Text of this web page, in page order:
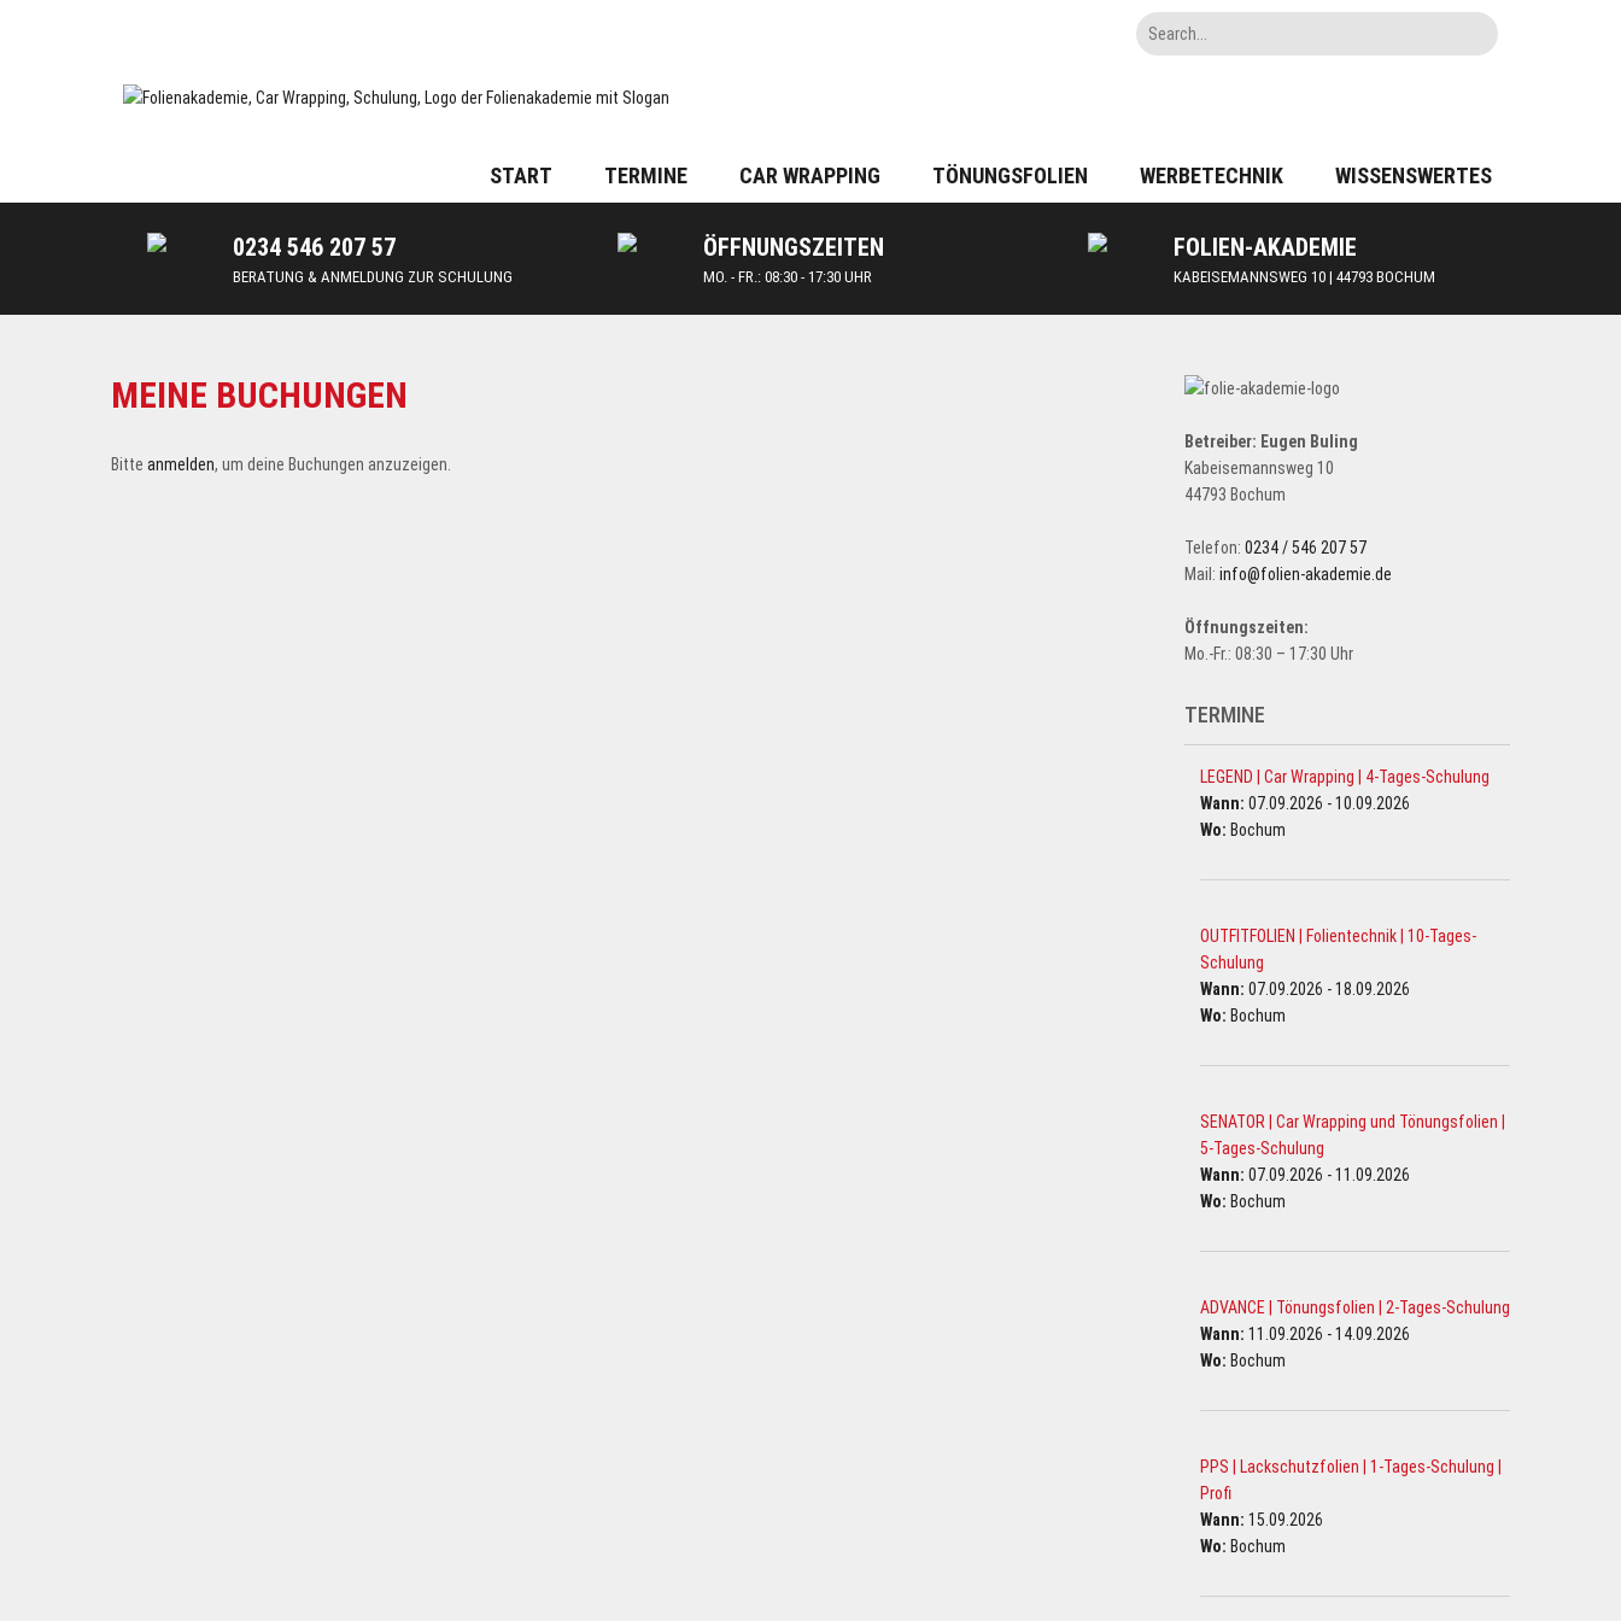
START TERMINE CAR WRAPPING TÖNUNGSFOLIEN WERBETECHNIK WISSENSWERTES
0234 546 207 57
BERATUNG & ANMELDUNG ZUR SCHULUNG
ÖFFNUNGSZEITEN
MO. - FR.: 08:30 - 17:30 UHR
FOLIEN-AKADEMIE
KABEISEMANNSWEG 10 | 44793 BOCHUM
MEINE BUCHUNGEN
Bitte anmelden, um deine Buchungen anzuzeigen.
Betreiber: Eugen Buling
Kabeisemannsweg 10
44793 Bochum
Telefon: 0234 / 546 207 57
Mail: info@folien-akademie.de
Öffnungszeiten:
Mo.-Fr.: 08:30 – 17:30 Uhr
TERMINE
LEGEND | Car Wrapping | 4-Tages-Schulung
Wann: 07.09.2026 - 10.09.2026
Wo: Bochum
OUTFITFOLIEN | Folientechnik | 10-Tages-
Schulung
Wann: 07.09.2026 - 18.09.2026
Wo: Bochum
SENATOR | Car Wrapping und Tönungsfolien |
5-Tages-Schulung
Wann: 07.09.2026 - 11.09.2026
Wo: Bochum
ADVANCE | Tönungsfolien | 2-Tages-Schulung
Wann: 11.09.2026 - 14.09.2026
Wo: Bochum
PPS | Lackschutzfolien | 1-Tages-Schulung |
Profi
Wann: 15.09.2026
Wo: Bochum